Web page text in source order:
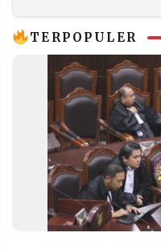
TERPOPULER